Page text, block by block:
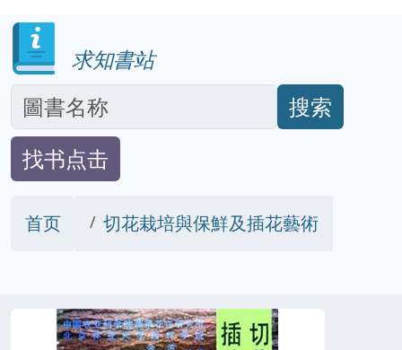
求知書站
搜索
找书点击
首页 切花栽培與保鮮及插花藝術